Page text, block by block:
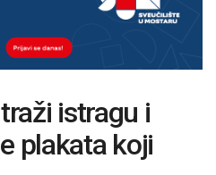
istragu i
plakata koji